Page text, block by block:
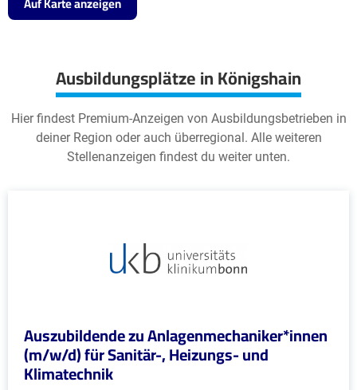
Ausbildungsplätze in Königshain
Hier findest Premium-Anzeigen von Ausbildungsbetrieben in
deiner Region oder auch überregional. Alle weiteren
Stellenanzeigen findest du weiter unten.
Auszubildende zu Anlagenmechaniker*innen
(m/w/d) für Sanitär-, Heizungs- und
Klimatechnik